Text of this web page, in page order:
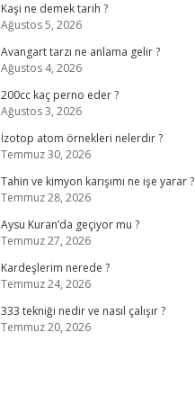
Kaşi ne demek tarih ?
Ağustos 5, 2026
Avangart tarzı ne anlama gelir ?
Ağustos 4, 2026
200cc kaç perno eder ?
Ağustos 3, 2026
İzotop atom örnekleri nelerdir ?
Temmuz 30, 2026
Tahin ve kimyon karışımı ne işe yarar ?
Temmuz 28, 2026
Aysu Kuran’da geçiyor mu ?
Temmuz 27, 2026
Kardeşlerim nerede ?
Temmuz 24, 2026
333 tekniği nedir ve nasıl çalışır ?
Temmuz 20, 2026